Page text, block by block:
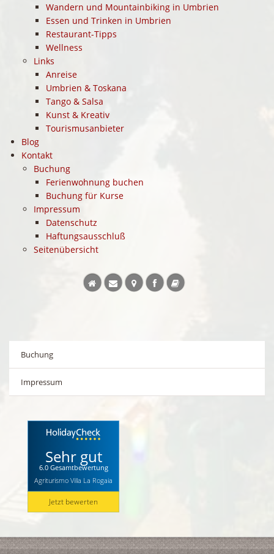
Wandern und Mountainbiking in Umbrien
Essen und Trinken in Umbrien
Restaurant-Tipps
Wellness
Links
Anreise
Umbrien & Toskana
Tango & Salsa
Kunst & Kreativ
Tourismusanbieter
Blog
Kontakt
Buchung
Ferienwohnung buchen
Buchung für Kurse
Impressum
Datenschutz
Haftungsausschluß
Seitenübersicht
Buchung
Impressum
Sehr gut
6.0 Gesamtbewertung
Agriturismo Villa La Rogaia
Jetzt bewerten